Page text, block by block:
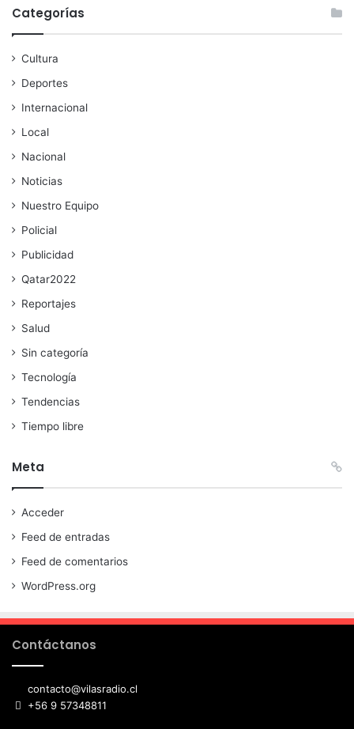
Categorías
Cultura
Deportes
Internacional
Local
Nacional
Noticias
Nuestro Equipo
Policial
Publicidad
Qatar2022
Reportajes
Salud
Sin categoría
Tecnología
Tendencias
Tiempo libre
Meta
Acceder
Feed de entradas
Feed de comentarios
WordPress.org
Contáctanos
contacto@vilasradio.cl
+56 9 57348811